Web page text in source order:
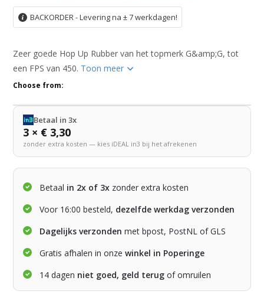
BACKORDER - Levering na ± 7 werkdagen!
Zeer goede Hop Up Rubber van het topmerk G&amp;G, tot
een FPS van 450. Toon meer
Choose from:
Betaal in 3x
3 × € 3,30
zonder extra kosten — kies iDEAL in3 bij het afrekenen
Betaal in 2x of 3x zonder extra kosten
Voor 16:00 besteld, dezelfde werkdag verzonden
Dagelijks verzonden met bpost, PostNL of GLS
Gratis afhalen in onzewinkel in Poperinge
14 dagen niet goed, geld terug of omruilen